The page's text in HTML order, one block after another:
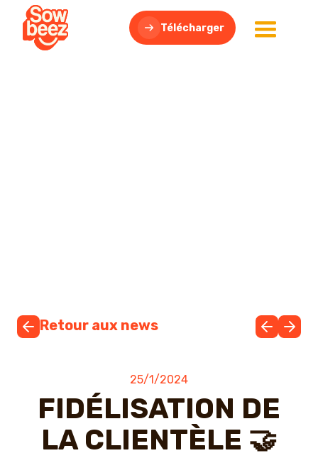
Télécharger
Retour aux news
25/1/2024
FIDÉLISATION DE
LA CLIENTÈLE 🤝